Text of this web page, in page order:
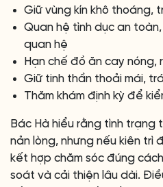
Giữ vùng kín khô thoáng,
Quan hệ tình dục an
quan hệ
Hạn chế đồ ăn cay nóng,
Giữ tinh thần thoải mái,
Thăm khám định kỳ để
Bác Hà hiểu rằng tình trạng
nản lòng, nhưng nếu kiên trì
kết hợp chăm sóc đúng
soát và cải thiện lâu dài.